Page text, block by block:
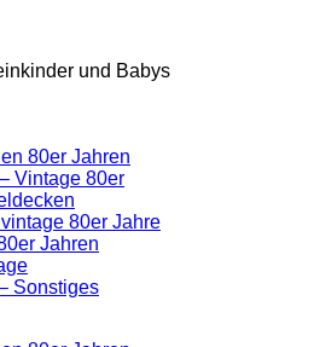
und Babys
80er Jahren
Vintage 80er
80er Jahre
Jahren
Sonstiges